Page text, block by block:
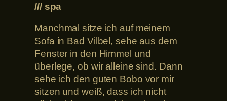
/// spa
Manchmal sitze ich auf meinem
Sofa in Bad Vilbel, sehe aus dem
Fenster in den Himmel und
überlege, ob wir alleine sind. Dann
sehe ich den guten Bobo vor mir
sitzen und weiß, dass ich nicht